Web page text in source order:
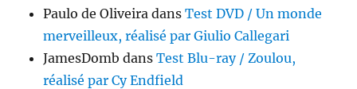
Paulo de Oliveira dansTest DVD / Un monde
merveilleux, réalisé par Giulio Callegari
JamesDomb dansTest Blu-ray / Zoulou,
réalisé par Cy Endfield